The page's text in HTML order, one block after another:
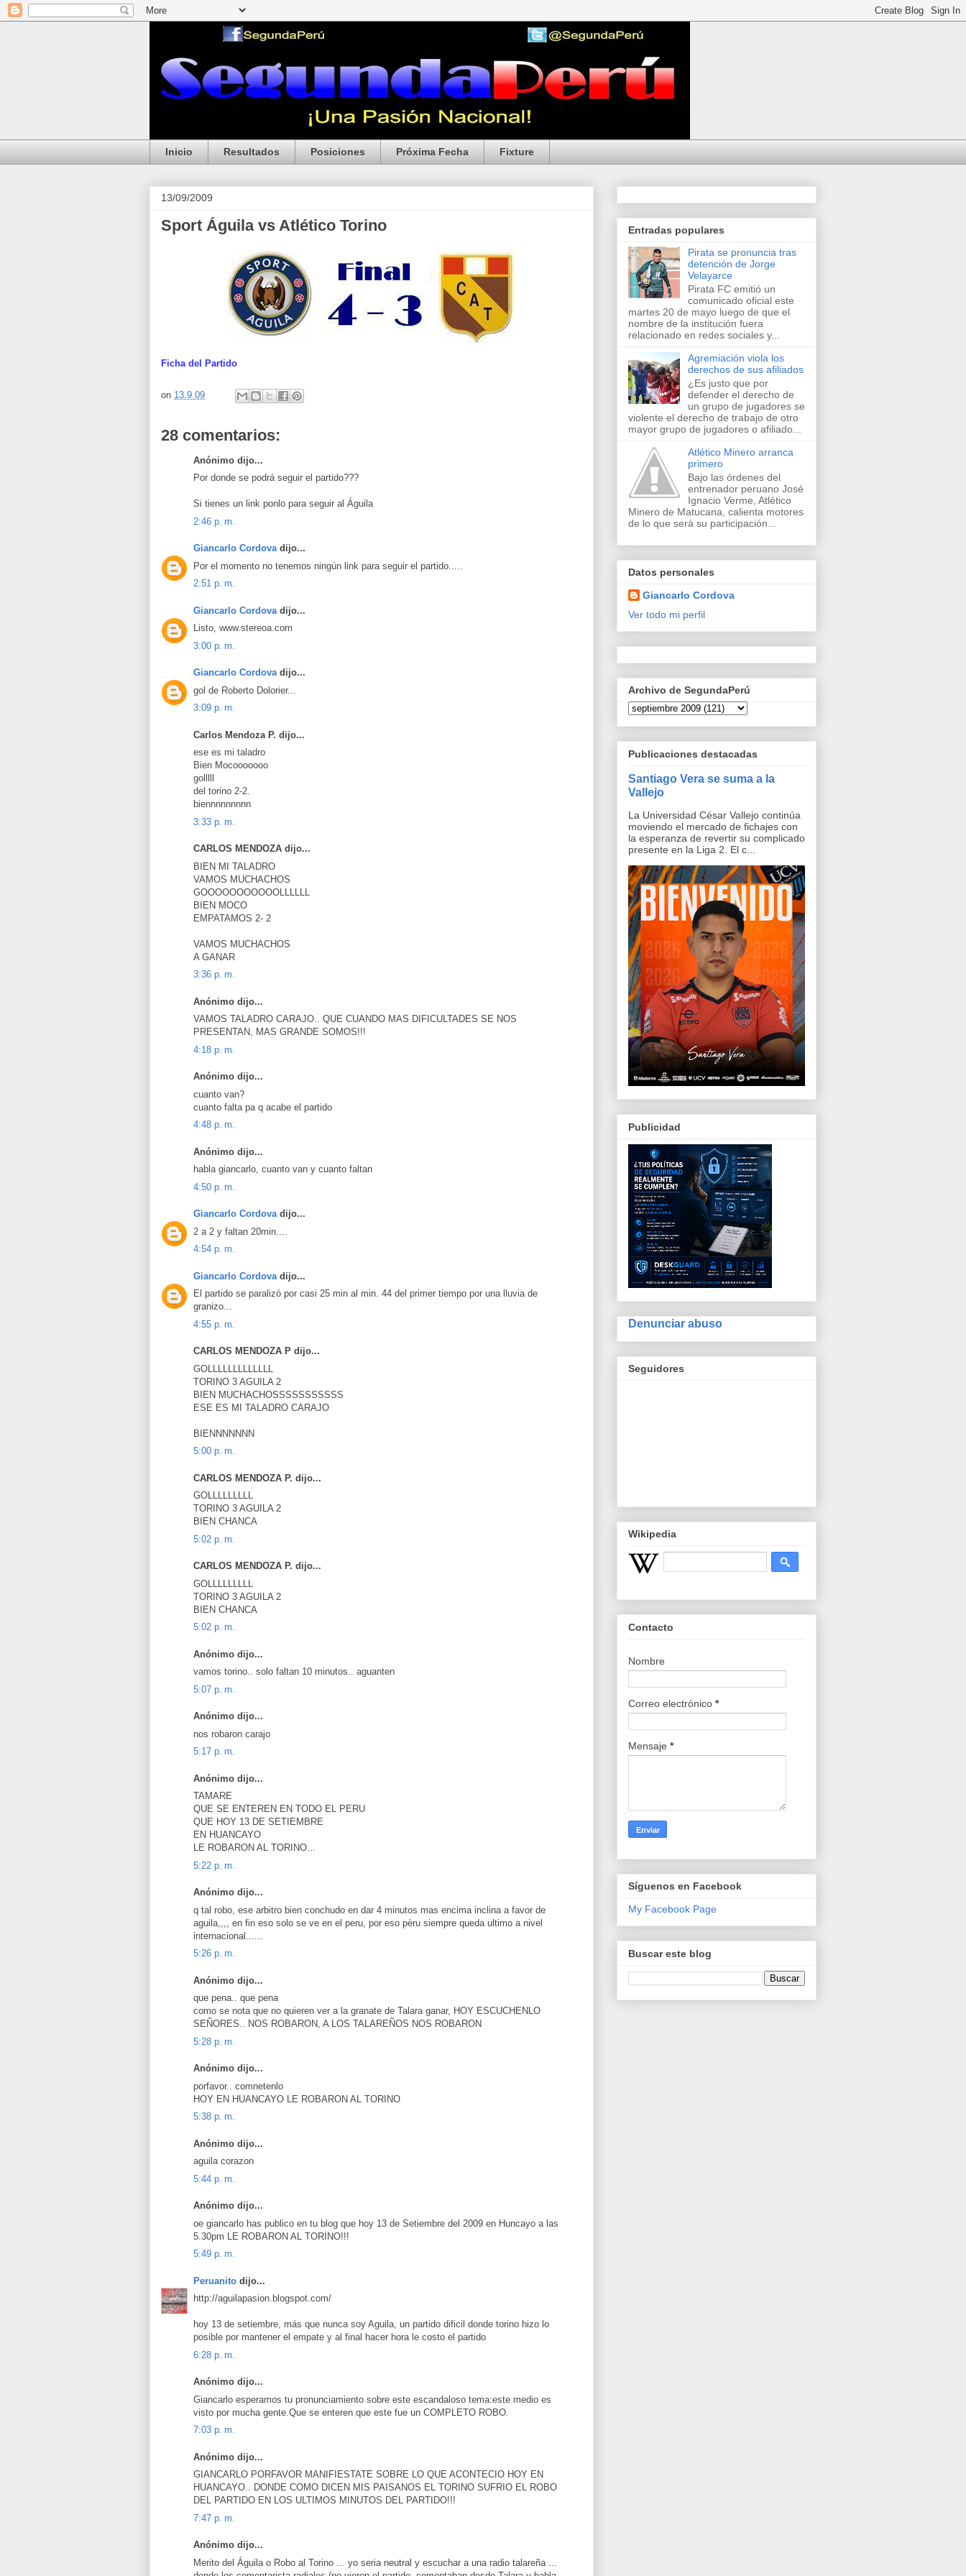
Inicio Resultados Posiciones Próxima Fecha Fixture
13/09/2009
Sport Águila vs Atlético Torino
Ficha del Partido
on 13.9.09
28 comentarios:
Anónimo dijo...
Por donde se podrá seguir el partido???
Si tienes un link ponlo para seguir al Águila
2:46 p. m.
Giancarlo Cordovadijo...
Por el momento no tenemos ningún link para seguir el partido.....
2:51 p. m.
Giancarlo Cordova dijo...
Listo, www.stereoa.com
3:00 p. m.
Giancarlo Cordovadijo...
gol de Roberto Dolorier...
3:09 p. m.
Carlos Mendoza P. dijo...
ese es mi taladro
Bien Mocooooooo
golllll
del torino 2-2.
biennnnnnnnn
3:33 p. m.
CARLOS MENDOZA dijo...
BIEN MI TALADRO
VAMOS MUCHACHOS
GOOOOOOOOOOOLLLLLL
BIEN MOCO
EMPATAMOS 2- 2
VAMOS MUCHACHOS
A GANAR
3:36 p. m.
Anónimo dijo...
VAMOS TALADRO CARAJO.. QUE CUANDO MAS DIFICULTADES SE NOS
PRESENTAN, MAS GRANDE SOMOS!!!
4:18 p. m.
Anónimo dijo...
cuanto van?
cuanto falta pa q acabe el partido
4:48 p. m.
Anónimo dijo...
habla giancarlo, cuanto van y cuanto faltan
4:50 p. m.
Giancarlo Cordovadijo...
2 a 2 y faltan 20min....
4:54 p. m.
Giancarlo Cordova dijo...
El partido se paralizó por casi 25 min al min. 44 del primer tiempo por una lluvia de
granizo...
4:55 p. m.
CARLOS MENDOZA P dijo...
GOLLLLLLLLLLLLL
TORINO 3 AGUILA 2
BIEN MUCHACHOSSSSSSSSSSS
ESE ES MI TALADRO CARAJO
BIENNNNNNN
5:00 p. m.
CARLOS MENDOZA P. dijo...
GOLLLLLLLLL
TORINO 3 AGUILA 2
BIEN CHANCA
5:02 p. m.
CARLOS MENDOZA P. dijo...
GOLLLLLLLLL
TORINO 3 AGUILA 2
BIEN CHANCA
5:02 p. m.
Anónimo dijo...
vamos torino.. solo faltan 10 minutos.. aguanten
5:07 p. m.
Anónimo dijo...
nos robaron carajo
5:17 p. m.
Anónimo dijo...
TAMARE
QUE SE ENTEREN EN TODO EL PERU
QUE HOY 13 DE SETIEMBRE
EN HUANCAYO
LE ROBARON AL TORINO...
5:22 p. m.
Anónimo dijo...
q tal robo, ese arbitro bien conchudo en dar 4 minutos mas encima inclina a favor de
aguila,,,, en fin eso solo se ve en el peru, por eso pèru siempre queda ultimo a nivel
internacional......
5:26 p. m.
Anónimo dijo...
que pena.. que pena
como se nota que no quieren ver a la granate de Talara ganar, HOY ESCUCHENLO
SEÑORES.. NOS ROBARON, A LOS TALAREÑOS NOS ROBARON
5:28 p. m.
Anónimo dijo...
porfavor.. comnetenlo
HOY EN HUANCAYO LE ROBARON AL TORINO
5:38 p. m.
Anónimo dijo...
aguila corazon
5:44 p. m.
Anónimo dijo...
oe giancarlo has publico en tu blog que hoy 13 de Setiembre del 2009 en Huncayo a las
5.30pm LE ROBARON AL TORINO!!!
5:49 p. m.
Peruanito dijo...
http://aguilapasion.blogspot.com/
hoy 13 de setiembre, más que nunca soy Aguila, un partido dificil donde torino hizo lo
posible por mantener el empate y al final hacer hora le costo el partido
6:28 p. m.
Anónimo dijo...
Giancarlo esperamos tu pronunciamiento sobre este escandaloso tema:este medio es
visto por mucha gente.Que se enteren que este fue un COMPLETO ROBO.
7:03 p. m.
Anónimo dijo...
GIANCARLO PORFAVOR MANIFIESTATE SOBRE LO QUE ACONTECIO HOY EN
HUANCAYO.. DONDE COMO DICEN MIS PAISANOS EL TORINO SUFRIO EL ROBO
DEL PARTIDO EN LOS ULTIMOS MINUTOS DEL PARTIDO!!!
7:47 p. m.
Anónimo dijo...
Merito del Águila o Robo al Torino ... yo seria neutral y escuchar a una radio talareña ...
Entradas populares
Pirata se pronuncia tras
detención de Jorge
Velayarce
Pirata FC emitió un
comunicado oficial este
martes 20 de mayo luego de que el
nombre de la institución fuera
relacionado en redes sociales y...
Agremiación viola los
derechos de sus afiliados
¿Es justo que por
defender el derecho de
un grupo de jugadores se
violente el derecho de trabajo de otro
mayor grupo de jugadores o afiliado...
Atlético Minero arranca
primero
Bajo las órdenes del
entrenador peruano José
Ignacio Verme, Atlético
Minero de Matucana, calienta motores
de lo que será su participación...
Datos personales
Giancarlo Cordova
Ver todo mi perfil
Archivo de SegundaPerú
Publicaciones destacadas
Santiago Vera se suma a la
Vallejo
La Universidad César Vallejo continúa
moviendo el mercado de fichajes con
la esperanza de revertir su complicado
presente en la Liga 2. El c...
Publicidad
Denunciar abuso
Seguidores
Wikipedia
Contacto
Nombre
Correo electrónico *
Mensaje *
Síguenos en Facebook
My Facebook Page
Buscar este blog